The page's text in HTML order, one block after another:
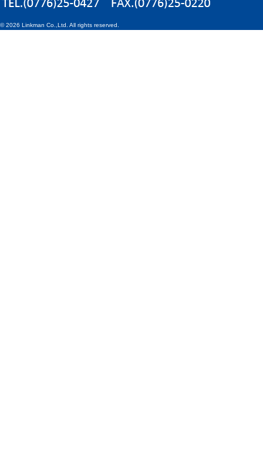
©2026 Linkman Co.,Ltd. All rights reserved.